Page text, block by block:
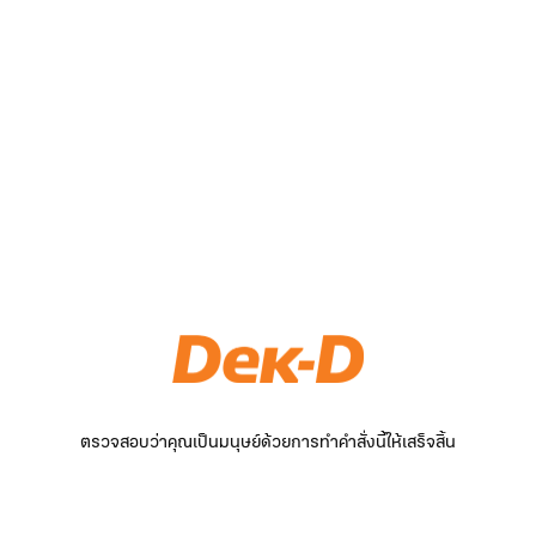
ตรวจสอบว่าคุณเป็นมนุษย์ด้วยการทำคำสั่งนี้ให้เสร็จสิ้น